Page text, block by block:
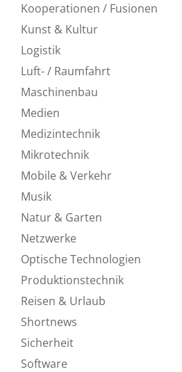
Kooperationen / Fusionen
Kunst & Kultur
Logistik
Luft- / Raumfahrt
Maschinenbau
Medien
Medizintechnik
Mikrotechnik
Mobile & Verkehr
Musik
Natur & Garten
Netzwerke
Optische Technologien
Produktionstechnik
Reisen & Urlaub
Shortnews
Sicherheit
Software